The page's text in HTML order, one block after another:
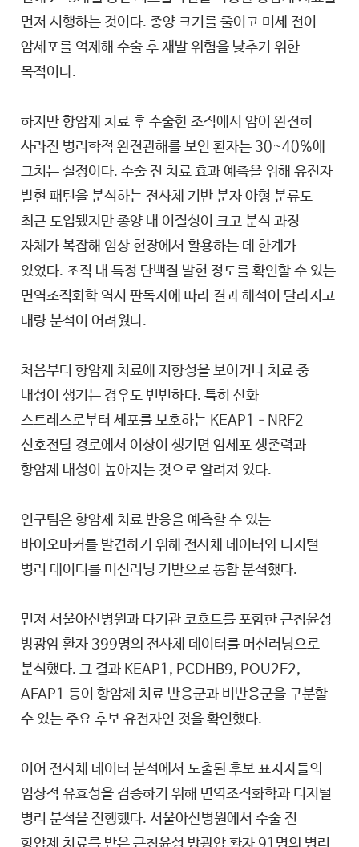
먼저 시행하는 것이다. 종양 크기를 줄이고 미세 전이
암세포를 억제해 수술 후 재발 위험을 낮추기 위한
목적이다.
하지만 항암제 치료 후 수술한 조직에서 암이 완전히
사라진 병리학적 완전관해를 보인 환자는 30~40%에
그치는 실정이다. 수술 전 치료 효과 예측을 위해 유전자
발현 패턴을 분석하는 전사체 기반 분자 아형 분류도
최근 도입됐지만 종양 내 이질성이 크고 분석 과정
자체가 복잡해 임상 현장에서 활용하는 데 한계가
있었다. 조직 내 특정 단백질 발현 정도를 확인할 수 있는
면역조직화학 역시 판독자에 따라 결과 해석이 달라지고
대량 분석이 어려웠다.
처음부터 항암제 치료에 저항성을 보이거나 치료 중
내성이 생기는 경우도 빈번하다. 특히 산화
스트레스로부터 세포를 보호하는 KEAP1–NRF2
신호전달 경로에서 이상이 생기면 암세포 생존력과
항암제 내성이 높아지는 것으로 알려져 있다.
연구팀은 항암제 치료 반응을 예측할 수 있는
바이오마커를 발견하기 위해 전사체 데이터와 디지털
병리 데이터를 머신러닝 기반으로 통합 분석했다.
먼저 서울아산병원과 다기관 코호트를 포함한 근침윤성
방광암 환자 399명의 전사체 데이터를 머신러닝으로
분석했다. 그 결과 KEAP1, PCDHB9, POU2F2,
AFAP1 등이 항암제 치료 반응군과 비반응군을 구분할
수 있는 주요 후보 유전자인 것을 확인했다.
이어 전사체 데이터 분석에서 도출된 후보 표지자들의
임상적 유효성을 검증하기 위해 면역조직화학과 디지털
병리 분석을 진행했다. 서울아산병원에서 수술 전
항암제 치료를 받은 근침윤성 방광암 환자 91명의 병리